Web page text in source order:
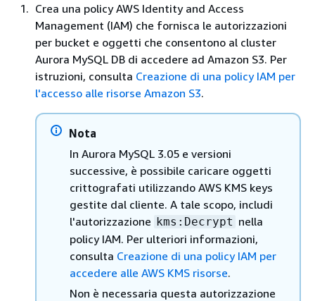
Crea una policy AWS Identity and Access
Management (IAM) che fornisca le autorizzazioni
per bucket e oggetti che consentono al cluster
Aurora MySQL DB di accedere ad Amazon S3. Per
istruzioni, consulta Creazione di una policy IAM per
l'accesso alle risorse Amazon S3.
Nota
In Aurora MySQL 3.05 e versioni
successive, è possibile caricare oggetti
crittografati utilizzando AWS KMS keys
gestite dal cliente. A tale scopo, includi
l'autorizzazione kms:Decrypt nella
policy IAM. Per ulteriori informazioni,
consulta Creazione di una policy IAM per
accedere alle AWS KMS risorse.
Non è necessaria questa autorizzazione